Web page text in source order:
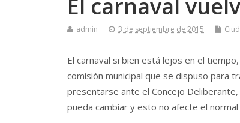
El carnaval
admin 3 de septiembre de 2015
El carnaval si bien está lejos en el
comisión municipal que se dispuso para
presentarse ante el Concejo
pueda cambiar y esto no afecte el